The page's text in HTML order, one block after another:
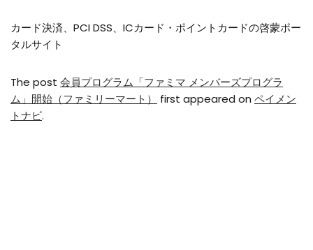
カード決済、PCI DSS、ICカード・ポイントカードの啓蒙ポー
タルサイト
The post 会員プログラム「ファミマ メンバーズプログラ
ム」開始（ファミリーマート）
first appeared on ペイメン
トナビ.